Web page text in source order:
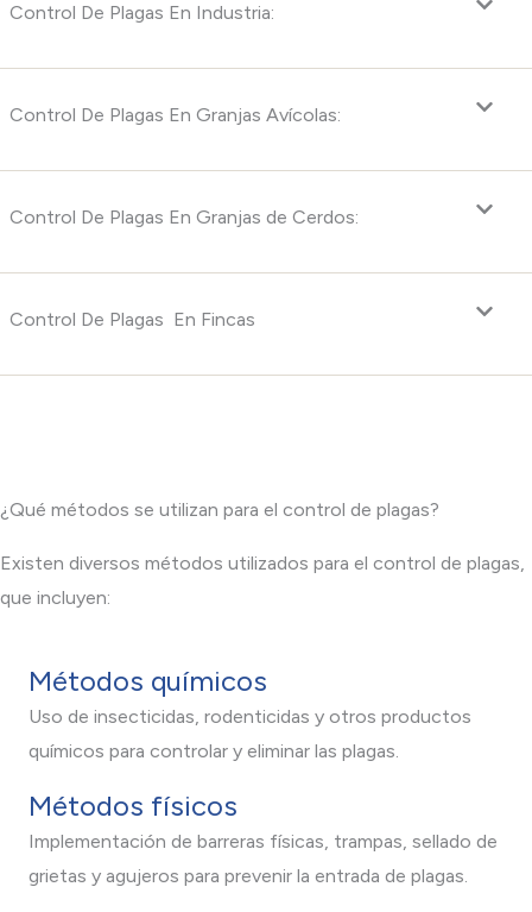
Control De Plagas En Industria:
Control De Plagas En Granjas Avícolas:
Control De Plagas En Granjas de Cerdos:
Control De Plagas En Fincas
¿Qué métodos se utilizan para el control de plagas?
Existen diversos métodos utilizados para el control de plagas,
que incluyen:
Métodos químicos
Uso de insecticidas, rodenticidas y otros productos
químicos para controlar y eliminar las plagas.
Métodos físicos
Implementación de barreras físicas, trampas, sellado de
grietas y agujeros para prevenir la entrada de plagas.